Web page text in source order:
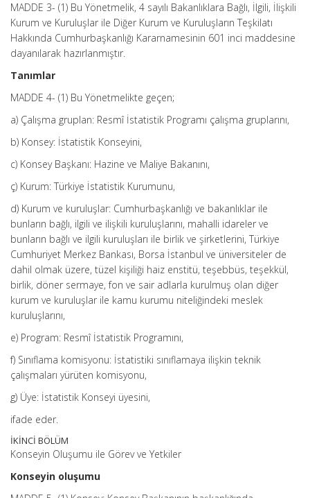
MADDE 3- (1) Bu Yönetmelik, 4 sayılı Bakanlıklara Bağlı, İlgili, İlişkili
Kurum ve Kuruluşlar ile Diğer Kurum ve Kuruluşların Teşkilatı
Hakkında Cumhurbaşkanlığı Kararnamesinin 601 inci maddesine
dayanılarak hazırlanmıştır.
Tanımlar
MADDE 4- (1) Bu Yönetmelikte geçen;
a) Çalışma gruplan: Resmî İstatistik Programı çalışma gruplarını,
b) Konsey: İstatistik Konseyini,
c) Konsey Başkanı: Hazine ve Maliye Bakanını,
ç) Kurum: Türkiye İstatistik Kurumunu,
d) Kurum ve kuruluşlar: Cumhurbaşkanlığı ve bakanlıklar ile
bunların bağlı, ilgili ve ilişkili kuruluşlarını, mahalli idareler ve
bunların bağlı ve ilgili kuruluşları ile birlik ve şirketlerini, Türkiye
Cumhuriyet Merkez Bankası, Borsa İstanbul ve üniversiteler de
dahil olmak üzere, tüzel kişiliği haiz enstitü, teşebbüs, teşekkül,
birlik, döner sermaye, fon ve sair adlarla kurulmuş olan diğer
kurum ve kuruluşlar ile kamu kurumu niteliğindeki meslek
kuruluşlarını,
e) Program: Resmî İstatistik Programını,
f) Sınıflama komisyonu: İstatistiki sınıflamaya ilişkin teknik
çalışmaları yürüten komisyonu,
g) Üye: İstatistik Konseyi üyesini,
ifade eder.
İKİNCİ BÖLÜM
Konseyin Oluşumu ile Görev ve Yetkiler
Konseyin oluşumu